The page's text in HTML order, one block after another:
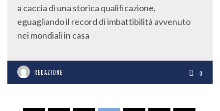
a caccia di una storica qualificazione,
eguagliando il record di imbattibilità avvenuto
nei mondiali in casa
REDAZIONE 0